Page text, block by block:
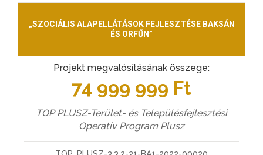
„SZOCIÁLIS ALAPELLÁTÁSOK FEJLESZTÉSE BAKSÁN
ÉS ORFŰN”
Projekt megvalósításának összege:
74 999 999 Ft
TOP PLUSZ-Terület- és Településfejlesztési
Operatív Program Plusz